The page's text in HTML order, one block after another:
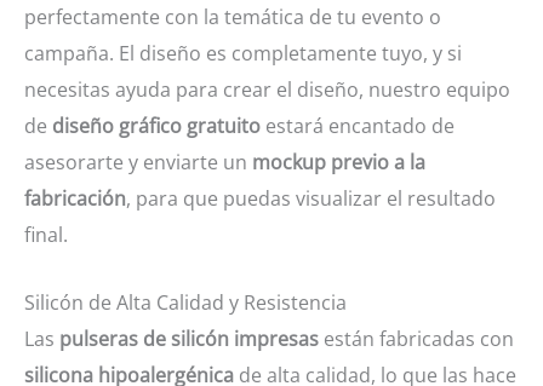
perfectamente con la temática de tu evento o
campaña. El diseño es completamente tuyo, y si
necesitas ayuda para crear el diseño, nuestro equipo
de diseño gráfico gratuito estará encantado de
asesorarte y enviarte un mockup previo a la
fabricación, para que puedas visualizar el resultado
final.
Silicón de Alta Calidad y Resistencia
Las pulseras de silicón impresas están fabricadas con
silicona hipoalergénica de alta calidad, lo que las hace